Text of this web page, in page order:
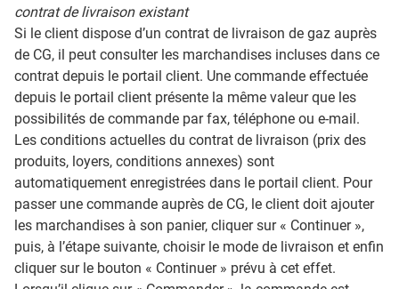
contrat de livraison existant
Si le client dispose d’un contrat de livraison de gaz auprès
de CG, il peut consulter les marchandises incluses dans ce
contrat depuis le portail client. Une commande effectuée
depuis le portail client présente la même valeur que les
possibilités de commande par fax, téléphone ou e-mail.
Les conditions actuelles du contrat de livraison (prix des
produits, loyers, conditions annexes) sont
automatiquement enregistrées dans le portail client. Pour
passer une commande auprès de CG, le client doit ajouter
les marchandises à son panier, cliquer sur « Continuer »,
puis, à l’étape suivante, choisir le mode de livraison et enfin
cliquer sur le bouton « Continuer » prévu à cet effet.